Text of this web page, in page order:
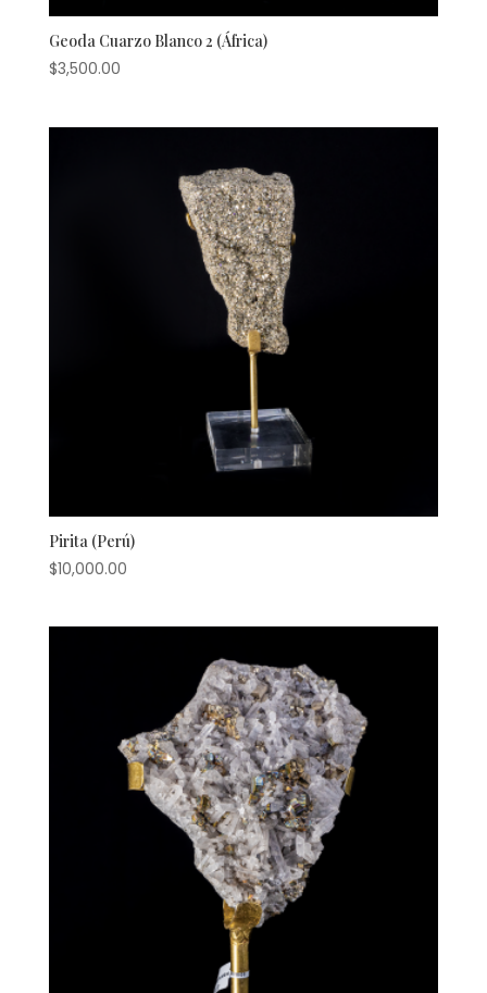
Geoda Cuarzo Blanco 2 (África)
$3,500.00
Pirita (Perú)
$10,000.00